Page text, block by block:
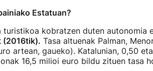
Estatuan?
turistikoa kobratzen duten autonomia
(2016tik). Tasa altuenak Palman,
artean, gaueko). Katalunian, 0,50
16,5 milioi euro bildu zituen tasa